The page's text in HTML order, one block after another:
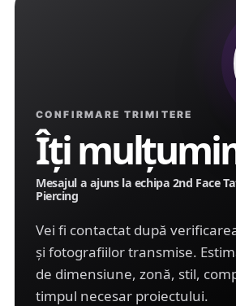
CONFIRMARE TRIMITERE
Îți
Mesajul a ajuns la echipa 2nd Face
Piercing
Vei fi contactat după
și fotografiilor transmise.
de dimensiune, zonă, stil,
timpul necesar proiectului.